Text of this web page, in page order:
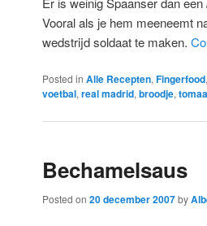
Vooral als je hem meeneemt
wedstrijd soldaat te maken.
Posted in Alle Recepten, Fingerfood,
voetbal, real madrid, broodje,
Bechamelsaus
Posted on 20 december 2007by